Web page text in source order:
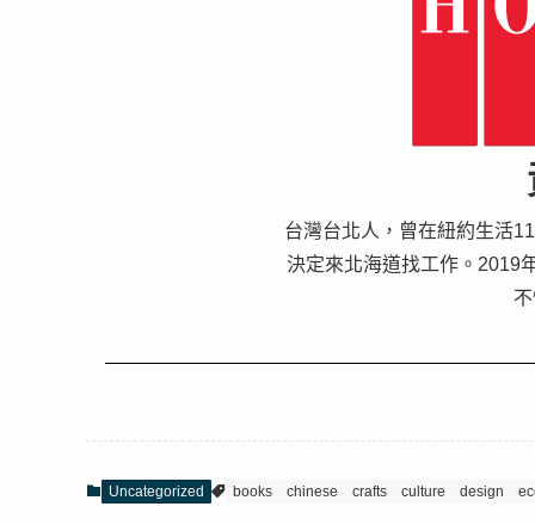
台灣台北人，曾在紐約生活
決定來北海道找工作。2019
Uncategorized books chinese crafts culture design